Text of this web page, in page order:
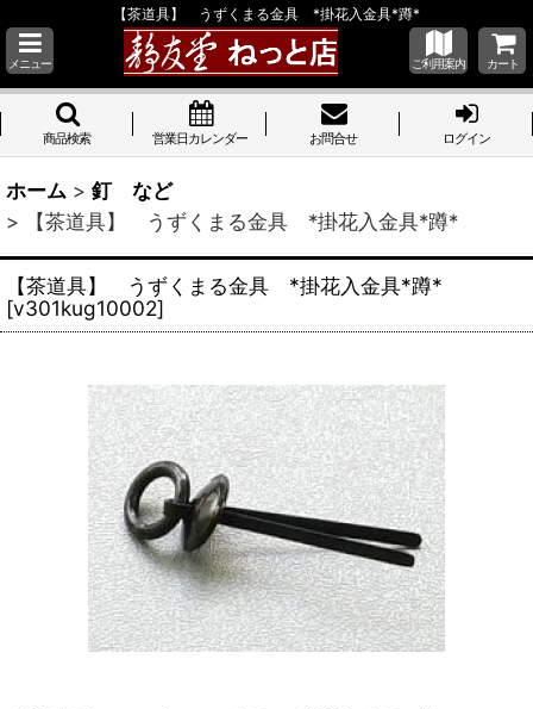
【茶道具】 うずくまる金具 *掛花入金具*蹲*
メニュー ご利用案内 カート
商品検索 営業日カレンダー お問合せ ログイン
ホーム > 釘 など
>
【茶道具】 うずくまる金具 *掛花入金具*蹲*
【茶道具】 うずくまる金具 *掛花入金具*蹲*
[v301kug10002]